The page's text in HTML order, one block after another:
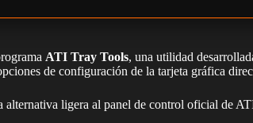
ATI Tray Tools, una utilidad
de configuración de la tarjeta gráfica
ligera al panel de control oficial de